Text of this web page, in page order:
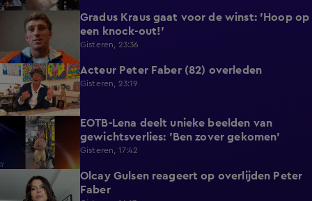
Gradus Kraus gaat voor de winst: 'Hoop op
een knock-out!'
Gisteren, 23:36
2:11 Acteur Peter Faber (82) overleden
Gisteren, 23:19
0:13
EOTB-Lena deelt unieke beelden van
gewichtsverlies: 'Ben zover gekomen'
Gisteren, 17:42
Olcay Gulsen reageert op overlijden Peter
Faber